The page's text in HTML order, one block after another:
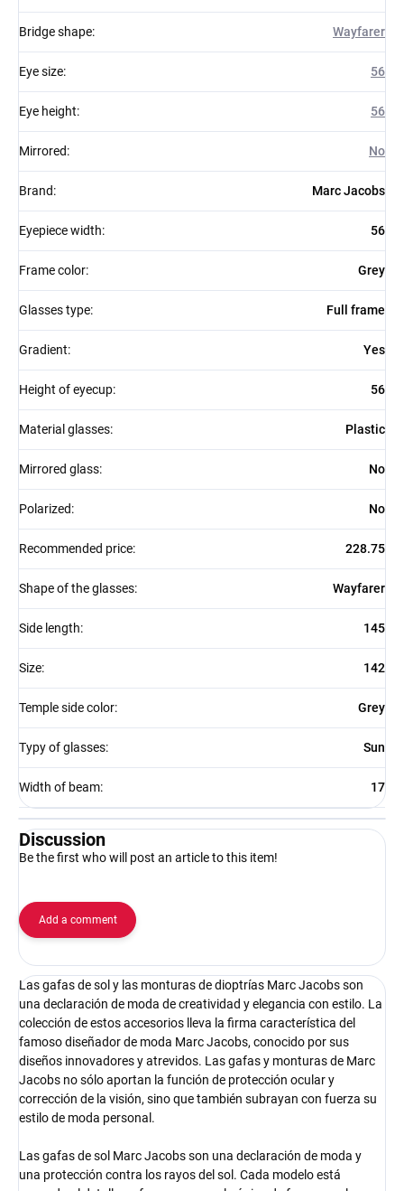
Bridge shape: Wayfarer
Eye size: 56
Eye height: 56
Mirrored: No
Brand: Marc Jacobs
Eyepiece width: 56
Frame color: Grey
Glasses type: Full frame
Gradient: Yes
Height of eyecup: 56
Material glasses: Plastic
Mirrored glass: No
Polarized: No
Recommended price: 228.75
Shape of the glasses: Wayfarer
Side length: 145
Size: 142
Temple side color: Grey
Typy of glasses: Sun
Width of beam: 17
Discussion
Be the first who will post an article to this item!
Add a comment
Las gafas de sol y las monturas de dioptrías Marc Jacobs son
una declaración de moda de creatividad y elegancia con estilo. La
colección de estos accesorios lleva la firma característica del
famoso diseñador de moda Marc Jacobs, conocido por sus
diseños innovadores y atrevidos. Las gafas y monturas de Marc
Jacobs no sólo aportan la función de protección ocular y
corrección de la visión, sino que también subrayan con fuerza su
estilo de moda personal.
Las gafas de sol Marc Jacobs son una declaración de moda y
una protección contra los rayos del sol. Cada modelo está